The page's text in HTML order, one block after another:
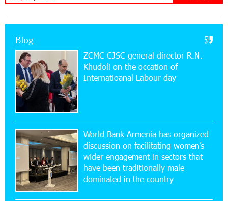
20:56:14 22-07-2026
New Financial Skills at the Davidbek Games:
Idram&IDBank
CashIn Services at AraratBank ATMs: Fast,
Simple, and Secure
16:29:04 20-07-2026
Ucom Sales and Service Center Reopens at 3/47
Yerevanyan Street in Yeghvard
Blog
ZCMC CJSC general director R.N.
Khudoli on the օccation of
Internatioanal Labour day
World Bank Armenia has organized
discussion on facilitating women’s
wider engagement in sectors that
have been traditionally male
dominated in the country